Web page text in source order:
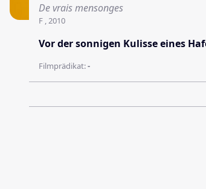
De vrais mensonges
F , 2010
Vor der sonnigen Kulisse eines
Filmprädikat:-